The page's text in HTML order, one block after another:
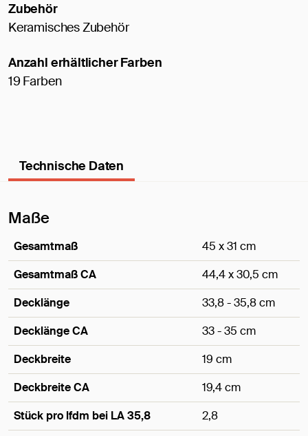
Zubehör
Keramisches Zubehör
Anzahl erhältlicher Farben
19 Farben
Technische Daten
Maße
Gesamtmaß
45 x 31 cm
Gesamtmaß CA
44,4 x 30,5 cm
Decklänge
33,8 - 35,8 cm
Decklänge CA
33 - 35 cm
Deckbreite
19 cm
Deckbreite CA
19,4 cm
Stück pro lfdm bei LA 35,8
2,8